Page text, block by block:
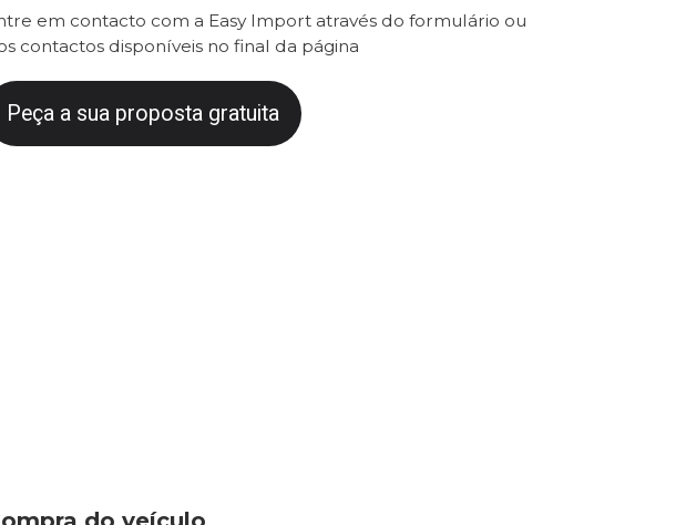
em contacto com a Easy Import através do formulário ou
contactos disponíveis no final da página
Peça a sua proposta gratuita